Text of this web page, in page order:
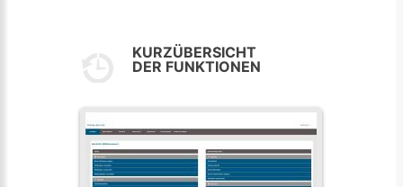
KURZÜBERSICHT
DER FUNKTIONEN